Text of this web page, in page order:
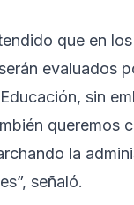
que en
evaluados
sin
queremos
la
señaló.